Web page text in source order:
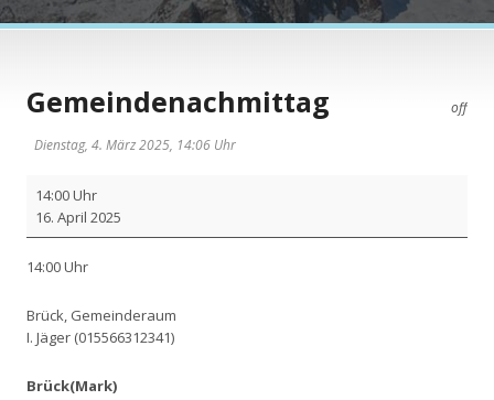
off
Gemeindenachmittag
Dienstag, 4. März 2025, 14:06 Uhr
de­
nach­
tag
14:00 Uhr
16. April 2025
14:00 Uhr
Brück, Gemein­de­raum
I. Jäger (015566312341)
Brück(Mark)